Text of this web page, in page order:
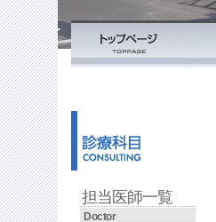
担当医師一覧
Doctor